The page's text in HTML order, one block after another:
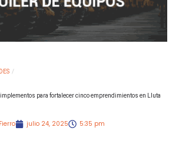
/
para fortalecer cinco emprendimientos en Lluta
julio 24, 2025 5:35 pm